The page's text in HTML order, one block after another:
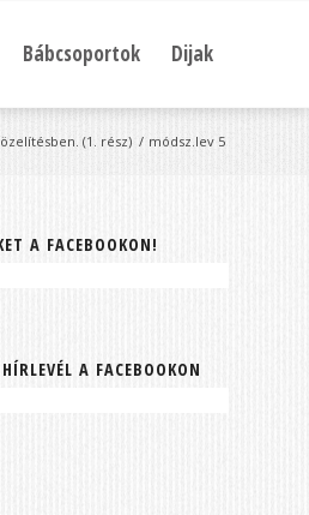
Bábcsoportok Dijak
(1. rész) / módsz.lev 5
A FACEBOOKON!
A FACEBOOKON